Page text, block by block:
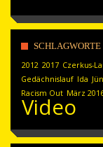
SCHLAGWORTE
2012 2017 Czerkus-
Gedächnislauf Ida
Racism Out März
Video